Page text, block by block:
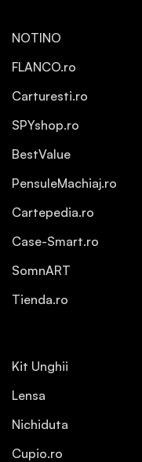
NOTINO
FLANCO.ro
Carturesti.ro
SPYshop.ro
BestValue
PensuleMachiaj.ro
Cartepedia.ro
Case-Smart.ro
SomnART
Tienda.ro
Kit Unghii
Lensa
Nichiduta
Cupio.ro